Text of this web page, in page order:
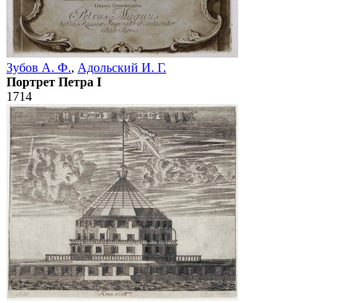
Зубов А. Ф., Адольский И. Г.
Портрет Петра I
1714